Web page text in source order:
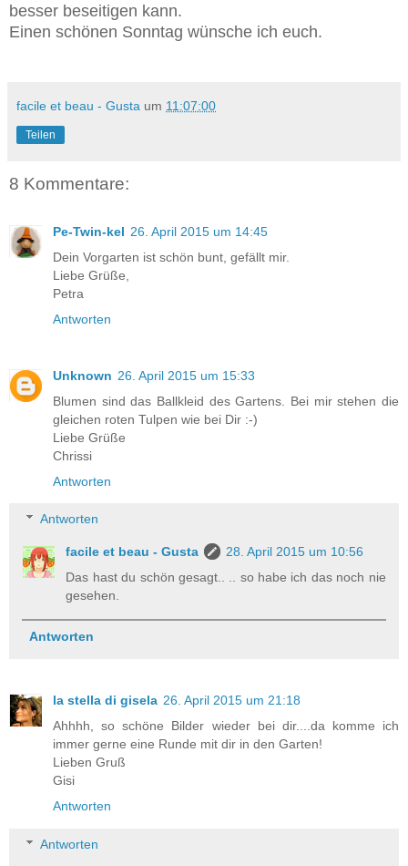
besser beseitigen kann.
Einen schönen Sonntag wünsche ich euch.
facile et beau - Gusta um 11:07:00
Teilen
8 Kommentare:
Pe-Twin-kel 26. April 2015 um 14:45
Dein Vorgarten ist schön bunt, gefällt mir.
Liebe Grüße,
Petra
Antworten
Unknown 26. April 2015 um 15:33
Blumen sind das Ballkleid des Gartens. Bei mir stehen die
gleichen roten Tulpen wie bei Dir :-)
Liebe Grüße
Chrissi
Antworten
Antworten
facile et beau - Gusta
28. April 2015 um 10:56
Das hast du schön gesagt.. .. so habe ich das noch nie
gesehen.
Antworten
la stella di gisela 26. April 2015 um 21:18
Ahhhh, so schöne Bilder wieder bei dir....da komme ich
immer gerne eine Runde mit dir in den Garten!
Lieben Gruß
Gisi
Antworten
Antworten